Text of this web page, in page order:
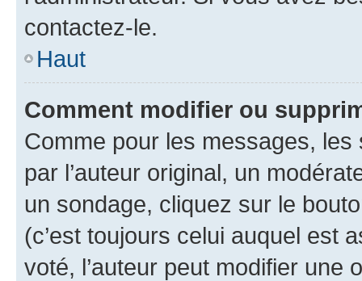
contactez-le.
Haut
Comment modifier ou
Comme pour les messages,
par l’auteur original, un
un sondage, cliquez sur le
(c’est toujours celui auquel est
voté, l’auteur peut modifier une